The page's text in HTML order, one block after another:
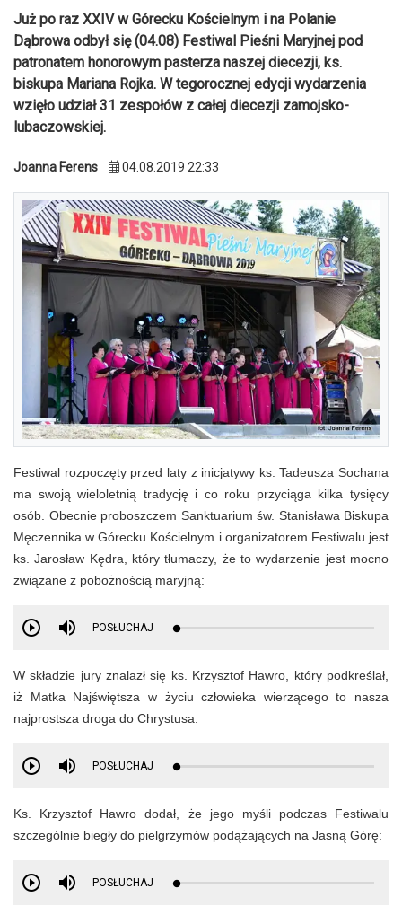
Już po raz XXIV w Górecku Kościelnym i na Polanie
Dąbrowa odbył się (04.08) Festiwal Pieśni Maryjnej pod
patronatem honorowym pasterza naszej diecezji, ks.
biskupa Mariana Rojka. W tegorocznej edycji wydarzenia
wzięło udział 31 zespołów z całej diecezji zamojsko-
lubaczowskiej.
Joanna Ferens 04.08.2019 22:33
Festiwal rozpoczęty przed laty z inicjatywy ks. Tadeusza Sochana
ma swoją wieloletnią tradycję i co roku przyciąga kilka tysięcy
osób. Obecnie proboszczem Sanktuarium św. Stanisława Biskupa
Męczennika w Górecku Kościelnym i organizatorem Festiwalu jest
ks. Jarosław Kędra, który tłumaczy, że to wydarzenie jest mocno
związane z pobożnością maryjną:
POSŁUCHAJ
W składzie jury znalazł się ks. Krzysztof Hawro, który podkreślał,
iż Matka Najświętsza w życiu człowieka wierzącego to nasza
najprostsza droga do Chrystusa:
POSŁUCHAJ
Ks. Krzysztof Hawro dodał, że jego myśli podczas Festiwalu
szczególnie biegły do pielgrzymów podążających na Jasną Górę:
POSŁUCHAJ